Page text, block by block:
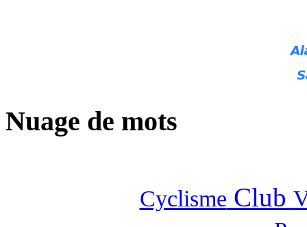
Nuage de mots
Cyclisme Club